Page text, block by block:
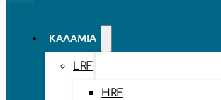
ΚΑΛΆΜΙΑ
LRF
HRF